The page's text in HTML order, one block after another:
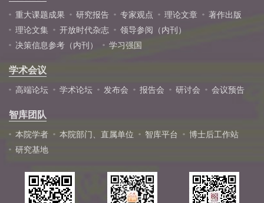
重大课题成果 研究报告 专家观点 理论文章
著作出版
理论文集
开放时代杂志
领导参阅（内刊）
决策信息参考（内刊）
学习强国
学术会议
高端论坛 学术论坛 发布会 报告会 研讨会 会议预告
智库团队
本院学者 本院部门、直属单位 智库平台
博士后工作站
研究基地